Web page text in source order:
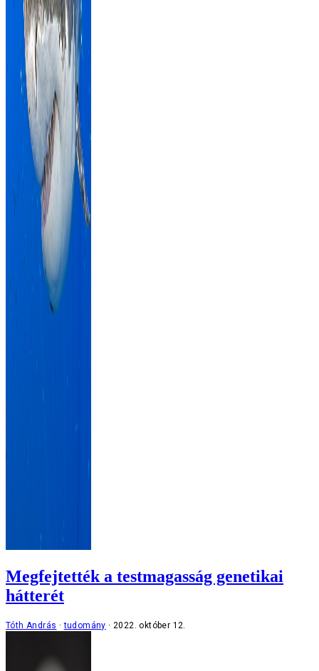
Megfejtették a testmagasság genetikai
hátterét
Tóth András tudomány 2022. október 12.